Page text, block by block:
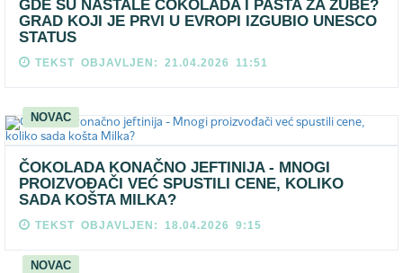
GDE SU NASTALE ČOKOLADA I PASTA ZA ZUBE?
GRAD KOJI JE PRVI U EVROPI IZGUBIO UNESCO
STATUS
TEKST OBJAVLJEN: 21.04.2026 11:51
NOVAC
ČOKOLADA KONAČNO JEFTINIJA - MNOGI
PROIZVOĐAČI VEĆ SPUSTILI CENE, KOLIKO
SADA KOŠTA MILKA?
TEKST OBJAVLJEN: 18.04.2026 9:15
NOVAC